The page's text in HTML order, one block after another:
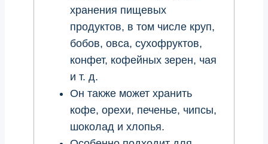
хранения пищевых
продуктов, в том числе круп,
бобов, овса, сухофруктов,
конфет, кофейных зерен, чая
и т. д.
Он также может хранить
кофе, орехи, печенье, чипсы,
шоколад и хлопья.